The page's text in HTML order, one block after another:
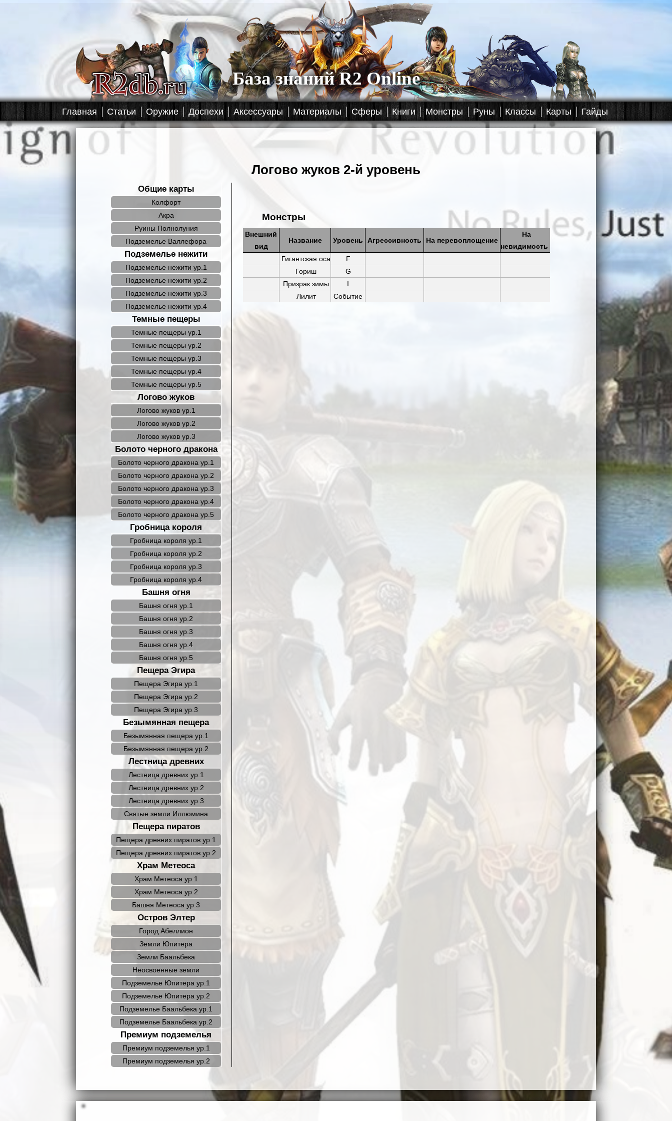
База знаний R2 Online
Главная Статьи Оружие Доспехи Аксессуары Материалы Сферы Книги Монстры Руны Классы Карты Гайды
Логово жуков 2-й уровень
Общие карты
Колфорт
Акра
Руины Полнолуния
Подземелье Валлефора
Подземелье нежити
Подземелье нежити ур.1
Подземелье нежити ур.2
Подземелье нежити ур.3
Подземелье нежити ур.4
Темные пещеры
Темные пещеры ур.1
Темные пещеры ур.2
Темные пещеры ур.3
Темные пещеры ур.4
Темные пещеры ур.5
Логово жуков
Логово жуков ур.1
Логово жуков ур.2
Логово жуков ур.3
Болото черного дракона
Болото черного дракона ур.1
Болото черного дракона ур.2
Болото черного дракона ур.3
Болото черного дракона ур.4
Болото черного дракона ур.5
Гробница короля
Гробница короля ур.1
Гробница короля ур.2
Гробница короля ур.3
Гробница короля ур.4
Башня огня
Башня огня ур.1
Башня огня ур.2
Башня огня ур.3
Башня огня ур.4
Башня огня ур.5
Пещера Эгира
Пещера Эгира ур.1
Пещера Эгира ур.2
Пещера Эгира ур.3
Безымянная пещера
Безымянная пещера ур.1
Безымянная пещера ур.2
Лестница древних
Лестница древних ур.1
Лестница древних ур.2
Лестница древних ур.3
Святые земли Иллюмина
Пещера пиратов
Пещера древних пиратов ур.1
Пещера древних пиратов ур.2
Храм Метеоса
Храм Метеоса ур.1
Храм Метеоса ур.2
Башня Метеоса ур.3
Остров Элтер
Город Абеллион
Земли Юпитера
Земли Баальбека
Неосвоенные земли
Подземелье Юпитера ур.1
Подземелье Юпитера ур.2
Подземелье Баальбека ур.1
Подземелье Баальбека ур.2
Премиум подземелья
Премиум подземелья ур.1
Премиум подземелья ур.2
Монстры
Внешний
вид
Название Уровень Агрессивность На перевоплощение
На
невидимость
Гигантская оса
F
Гориш
G
Призрак зимы
I
Лилит
Событие